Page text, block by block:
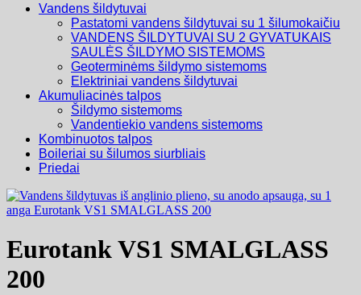
Vandens šildytuvai
Pastatomi vandens šildytuvai su 1 šilumokaičiu
VANDENS ŠILDYTUVAI SU 2 GYVATUKAIS
SAULĖS ŠILDYMO SISTEMOMS
Geoterminėms šildymo sistemoms
Elektriniai vandens šildytuvai
Akumuliacinės talpos
Šildymo sistemoms
Vandentiekio vandens sistemoms
Kombinuotos talpos
Boileriai su šilumos siurbliais
Priedai
Eurotank VS1 SMALGLASS
200